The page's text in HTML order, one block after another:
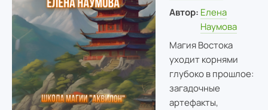
Автор: Елена
Наумова
Магия Востока
уходит корнями
глубоко в прошлое:
загадочные
артефакты,